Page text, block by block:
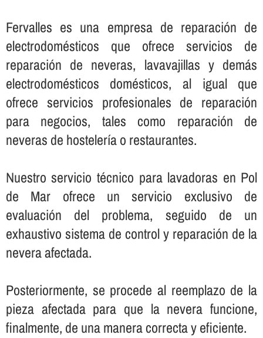
Fervalles es una empresa de reparación de
electrodomésticos que ofrece servicios de
reparación de neveras, lavavajillas y demás
electrodomésticos domésticos, al igual que
ofrece servicios profesionales de reparación
para negocios, tales como reparación de
neveras de hostelerí­a o restaurantes.
Nuestro servicio técnico para lavadoras en Pol
de Mar ofrece un servicio exclusivo de
evaluación del problema, seguido de un
exhaustivo sistema de control y reparación de la
nevera afectada.
Posteriormente, se procede al reemplazo de la
pieza afectada para que la nevera funcione,
finalmente, de una manera correcta y eficiente.